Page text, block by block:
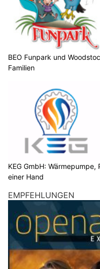
BEO Funpark und
Familien
KEG GmbH:
einer Hand
EMPFEHLUNGEN